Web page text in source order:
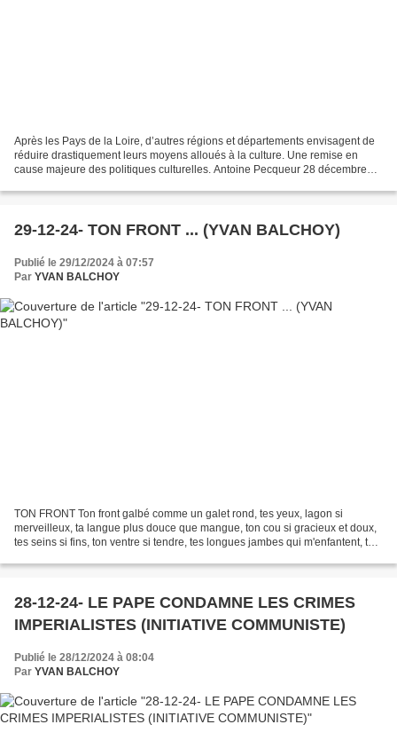
Après les Pays de la Loire, d’autres régions et départements envisagent de
réduire drastiquement leurs moyens alloués à la culture. Une remise en
cause majeure des politiques culturelles. Antoine Pecqueur 28 décembre
29-12-24- TON FRONT ... (YVAN BALCHOY)
Publié le 29/12/2024 à 07:57
Par YVAN BALCHOY
TON FRONT Ton front galbé comme un galet rond, tes yeux, lagon si
merveilleux, ta langue plus douce que mangue, ton cou si gracieux et doux,
tes seins si fins, ton ventre si tendre, tes longues jambes qui m'enfantent, tes
28-12-24- LE PAPE CONDAMNE LES CRIMES
IMPERIALISTES (INITIATIVE COMMUNISTE)
Publié le 28/12/2024 à 08:04
Par YVAN BALCHOY